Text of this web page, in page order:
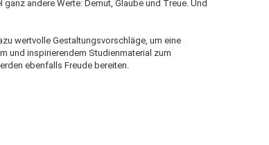
andere Werte: Demut, Glaube und Treue. Und
wertvolle Gestaltungsvorschläge, um eine
und inspirierendem Studienmaterial zum
ebenfalls Freude bereiten.